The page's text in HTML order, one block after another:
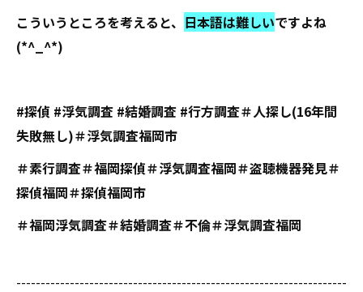
こういうところを考えると、 日本語は難しいですよね
(*^_^*)
#探偵 #浮気調査 #結婚調査 #行方調査＃人探し(16年間
失敗無し)＃浮気調査福岡市
＃素行調査＃福岡探偵＃浮気調査福岡＃盗聴機器発見＃
探偵福岡＃探偵福岡市
＃福岡浮気調査＃結婚調査＃不倫＃浮気調査福岡
--------------------------------------------------------------------